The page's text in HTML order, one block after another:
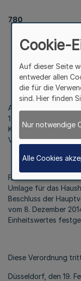
780
über die
für
Auf Grund des § 2
1951 (
Klimaschutz,
Verbraucherschutz
Für die
Umlage für das
Beschluss der
vom 8. Dezember
Einheitswertes
Diese Verordnung
Düsseldorf, den 19.
Cookie-
Auf dieser Seite
entweder allen
die für die
sind. Hier finden
Nur notwendige
Alle Cookies